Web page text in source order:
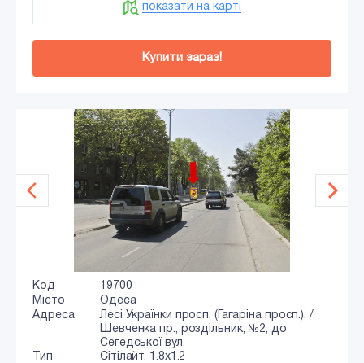
показати на карті
Купити зараз!
Код
19700
Місто
Одеса
Адреса
Лесі Українки просп. (Гагаріна просп.). /
Шевченка пр., роздільник, №2, до
Сегедської вул.
Тип
Сiтiлайт, 1.8x1.2